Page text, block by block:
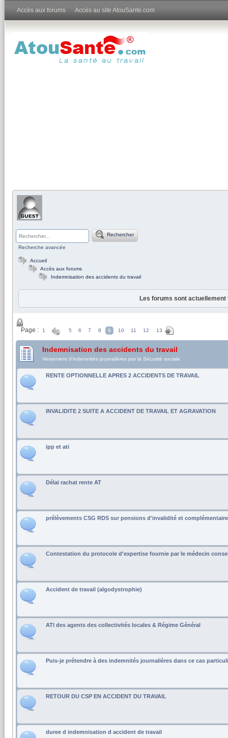
Accès aux forums Accès au site AtouSante.com
Rechercher
Recherche avancée
Accueil
Accès aux forums
Indemnisation des accidents du travail
Les forums sont
Page : 1 5 6 7 8 9 10 11 12 13
Indemnisation des accidents du travail
Versement d'indemnités journalières par la Sécurité sociale
RENTE OPTIONNELLE APRES 2 ACCIDENTS DE TRAVAIL
INVALIDITE 2 SUITE A ACCIDENT DE TRAVAIL ET AGRAVATION
ipp et ati
Délai rachat rente AT
prélèvements CSG RDS sur pensions d'invalidité et complémentaire
Contestation du protocole d'expertise fournie par le médecin
Accident de travail (algodystrophie)
ATI des agents des collectivités locales & Régime Général
Puis-je prétendre à des indemnités journalières dans ce cas
RETOUR DU CSP EN ACCIDENT DU TRAVAIL
duree d indemnisation d accident de travail